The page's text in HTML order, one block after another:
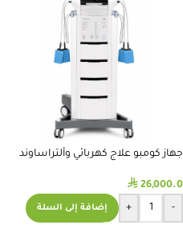
جهاز كومبو علاج كهربائي وألتراساوند
⃁ 26,000.0
-
+ إضافة إلى السلة